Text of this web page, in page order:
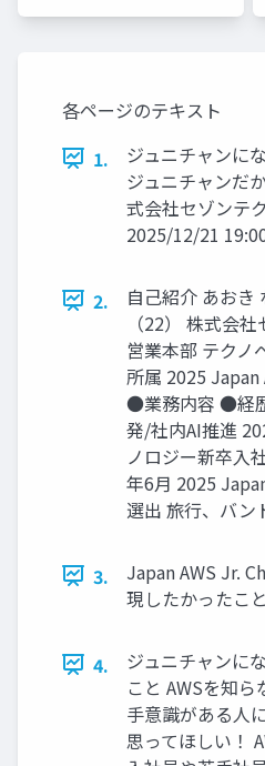
各ページのテキスト
1.
ジュニチャンに
ジュニチャンだ
式会社セゾンテ
2025/12/21
2.
自己紹介 あおき
（22） 株式会
営業本部 テクノ
所属 2025
●業務内容 ●経
発/社内AI推進
ノロジー新卒入
年6月 2025
選出 旅行、バン
3.
Japan AWS Jr.
現したかったこ
4.
ジュニチャンに
こと AWSを知
手意識がある人
思ってほしい！